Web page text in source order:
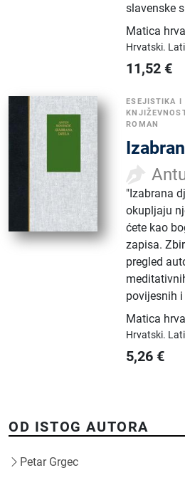
slavenske
Matica
Hrvatski.
11,52 €
ESEJISTIKA I
ROMAN
"Izabrana
okupljaju
ćete kao
zapisa.
pregled
povijesnih
Matica
Hrvatski.
5,26 €
OD ISTOG AUTORA
Petar Grgec